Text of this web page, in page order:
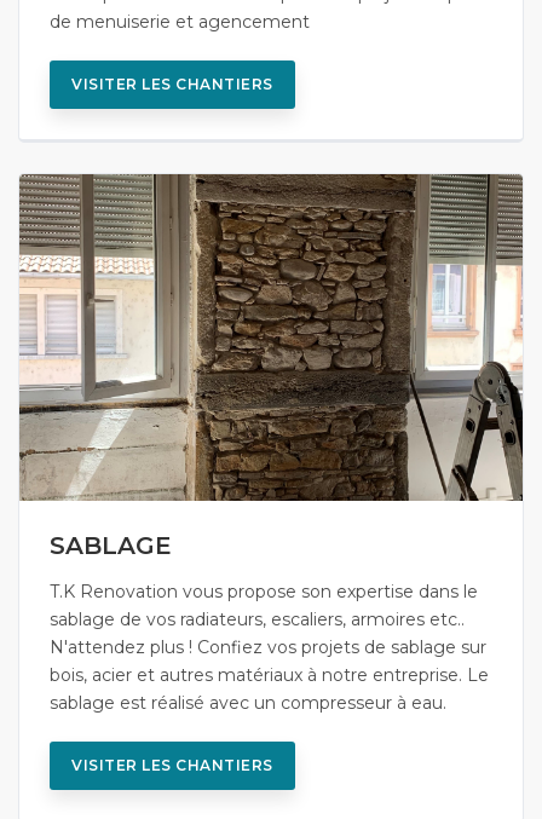
de menuiserie et agencement
VISITER LES CHANTIERS
SABLAGE
T.K Renovation vous propose son expertise dans le
sablage de vos radiateurs, escaliers, armoires etc..
N'attendez plus ! Confiez vos projets de sablage sur
bois, acier et autres matériaux à notre entreprise. Le
sablage est réalisé avec un compresseur à eau.
VISITER LES CHANTIERS